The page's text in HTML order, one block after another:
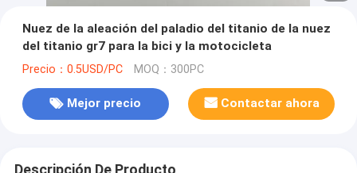
Nuez de la aleación del paladio del titanio de la nuez
del titanio gr7 para la bici y la motocicleta
Precio：0.5USD/PC MOQ：300PC
Mejor precio Contactar ahora
Descripción De Producto